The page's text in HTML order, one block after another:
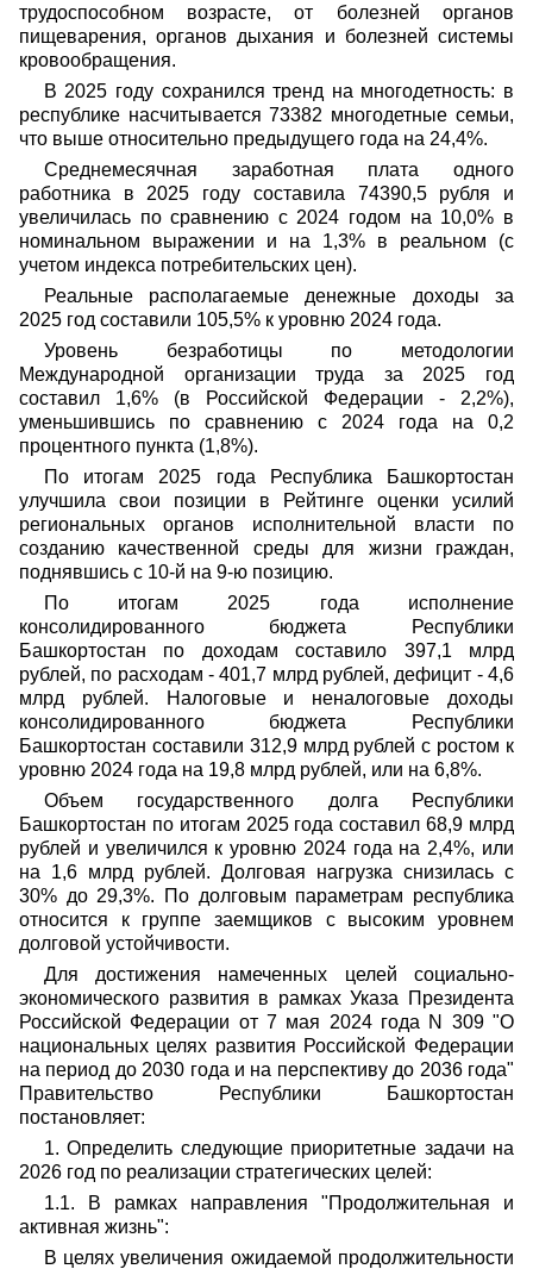
трудоспособном возрасте, от болезней органов
пищеварения, органов дыхания и болезней системы
кровообращения.
В 2025 году сохранился тренд на многодетность: в
республике насчитывается 73382 многодетные семьи,
что выше относительно предыдущего года на 24,4%.
Среднемесячная заработная плата одного
работника в 2025 году составила 74390,5 рубля и
увеличилась по сравнению с 2024 годом на 10,0% в
номинальном выражении и на 1,3% в реальном (с
учетом индекса потребительских цен).
Реальные располагаемые денежные доходы за
2025 год составили 105,5% к уровню 2024 года.
Уровень безработицы по методологии
Международной организации труда за 2025 год
составил 1,6% (в Российской Федерации - 2,2%),
уменьшившись по сравнению с 2024 года на 0,2
процентного пункта (1,8%).
По итогам 2025 года Республика Башкортостан
улучшила свои позиции в Рейтинге оценки усилий
региональных органов исполнительной власти по
созданию качественной среды для жизни граждан,
поднявшись с 10-й на 9-ю позицию.
По итогам 2025 года исполнение
консолидированного бюджета Республики
Башкортостан по доходам составило 397,1 млрд
рублей, по расходам - 401,7 млрд рублей, дефицит - 4,6
млрд рублей. Налоговые и неналоговые доходы
консолидированного бюджета Республики
Башкортостан составили 312,9 млрд рублей с ростом к
уровню 2024 года на 19,8 млрд рублей, или на 6,8%.
Объем государственного долга Республики
Башкортостан по итогам 2025 года составил 68,9 млрд
рублей и увеличился к уровню 2024 года на 2,4%, или
на 1,6 млрд рублей. Долговая нагрузка снизилась с
30% до 29,3%. По долговым параметрам республика
относится к группе заемщиков с высоким уровнем
долговой устойчивости.
Для достижения намеченных целей социально-
экономического развития в рамках Указа Президента
Российской Федерации от 7 мая 2024 года N 309 "О
национальных целях развития Российской Федерации
на период до 2030 года и на перспективу до 2036 года"
Правительство Республики Башкортостан
постановляет:
1. Определить следующие приоритетные задачи на
2026 год по реализации стратегических целей:
1.1. В рамках направления "Продолжительная и
активная жизнь":
В целях увеличения ожидаемой продолжительности